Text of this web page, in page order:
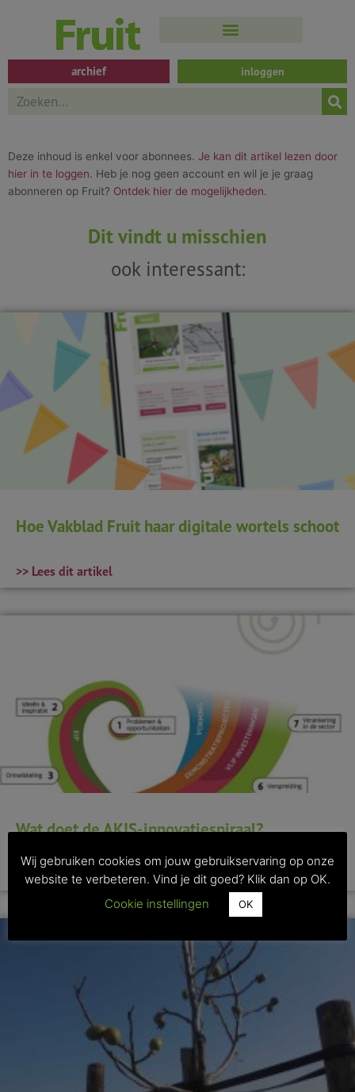
inhoud
archief inloggen
Search
Deze inhoud is enkel voor abonnees. Je kan dit artikel lezen door
hier in te loggen. Heb je nog geen account en wil je je graag
abonneren op Fruit? Ontdek hier de mogelijkheden.
Dit vindt u misschien
ook interessant:
Hoe Vakblad Fruit haar digitale wortels schoot
>> Lees dit artikel
Wat doet de AKIS-innovatiespiraal?
>> Lees dit artikel
Wij gebruiken cookies om jouw gebruikservaring op onze
website te verbeteren. Vind je dit goed? Klik dan op OK.
Cookie instellingen
OK